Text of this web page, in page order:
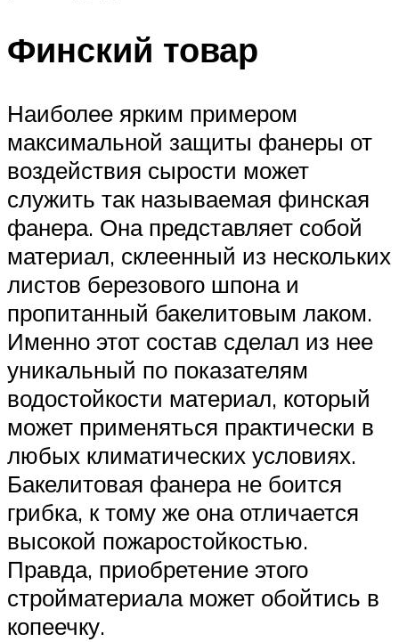
Финский товар
Наиболее ярким примером
максимальной защиты фанеры от
воздействия сырости может
служить так называемая финская
фанера. Она представляет собой
материал, склеенный из нескольких
листов березового шпона и
пропитанный бакелитовым лаком.
Именно этот состав сделал из нее
уникальный по показателям
водостойкости материал, который
может применяться практически в
любых климатических условиях.
Бакелитовая фанера не боится
грибка, к тому же она отличается
высокой пожаростойкостью.
Правда, приобретение этого
стройматериала может обойтись в
копеечку.